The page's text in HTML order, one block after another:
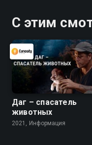
С этим
Даг – спасатель
животных
2021, Информация